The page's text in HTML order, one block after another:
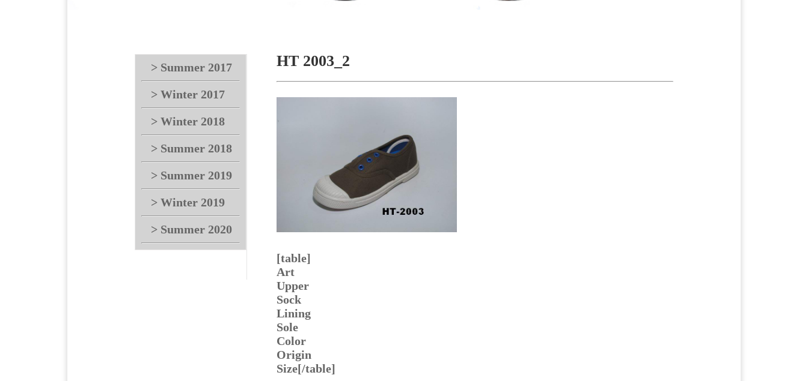
> Summer 2017
> Winter 2017
> Winter 2018
> Summer 2018
> Summer 2019
> Winter 2019
> Summer 2020
HT 2003_2
[table]
Art
Upper
Sock
Lining
Sole
Color
Origin
Size[/table]